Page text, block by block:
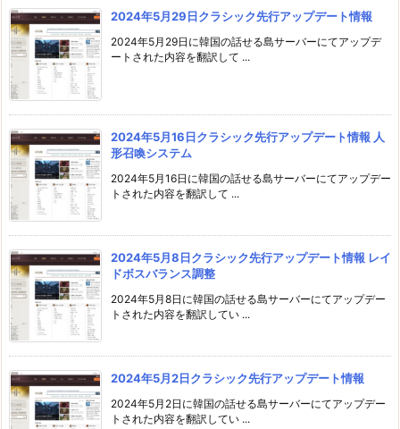
2024年5月29日クラシック先行アップデート情報
2024年5月29日に韓国の話せる島サーバーにてアップデ
ートされた内容を翻訳して ...
2024年5月16日クラシック先行アップデート情報 人
形召喚システム
2024年5月16日に韓国の話せる島サーバーにてアップデー
トされた内容を翻訳して ...
2024年5月8日クラシック先行アップデート情報 レイ
ドボスバランス調整
2024年5月8日に韓国の話せる島サーバーにてアップデー
トされた内容を翻訳してい ...
2024年5月2日クラシック先行アップデート情報
2024年5月2日に韓国の話せる島サーバーにてアップデー
トされた内容を翻訳してい ...